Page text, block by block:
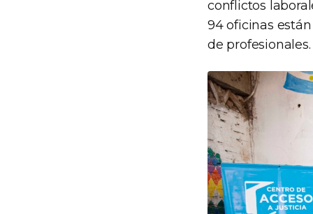
conflictos
94 oficinas
de profesionales.